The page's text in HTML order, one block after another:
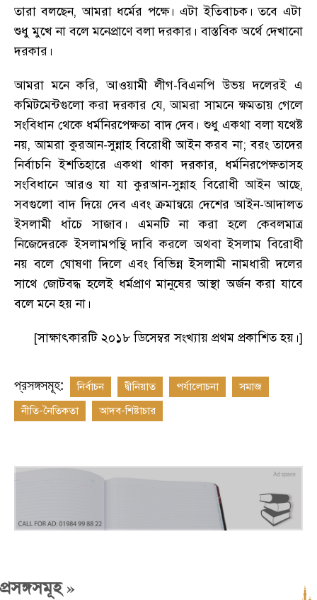
তারা বলছেন,আমরা ধর্মের পক্ষে। এটা ইতিবাচক। তবে এটা
শুধু মুখে না বলে মনেপ্রাণে বলা দরকার । বাস্তবিক অর্থে দেখানো
দরকার ।
আমরা মনে করি,আওয়ামী লীগ-বিএনপি উভয় দলেরই এ
কমিটমেন্টগুলো করা দরকার যে,আমরা সামনে ক্ষমতায় গেলে
সংবিধান থেকে ধর্মনিরপেক্ষতা বাদ দেব । শুধু একথা বলা যথেষ্ট
নয়,আমরা কুরআন-সুন্নাহ বিরোধী আইন করব না;বরং তাদের
নির্বাচনি ইশতিহারে একথা থাকা দরকার, ধর্মনিরপেক্ষতাসহ
সংবিধানে আরও যা যা কুরআন-সুন্নাহ বিরোধী আইন আছে,
সবগুলো বাদ দিয়ে দেব এবং ক্রমান্বয়ে দেশের আইন-আদালত
ইসলামী ধাঁচে সাজাব। এমনটি না করা হলে কেবলমাত্র
নিজেদেরকে ইসলামপন্থি দাবি করলে অথবা ইসলাম বিরোধী
নয় বলে ঘোষণা দিলে এবং বিভিন্ন ইসলামী নামধারী দলের
সাথে জোটবদ্ধ হলেই ধর্মপ্রাণ মানুষের আস্থা অর্জন করা যাবে
বলে মনে হয় না ।
[সাক্ষাৎকারটি ২০১৮ ডিসেম্বর সংখ্যায় প্রথম প্রকাশিত হয় ।]
প্রসঙ্গসমূহ: নির্বাচন দ্বীনিয়াত পর্যালোচনা
সমাজ
নীতি-নৈতিকতা
আদব-শিষ্টাচার
প্রসঙ্গসমূহ»